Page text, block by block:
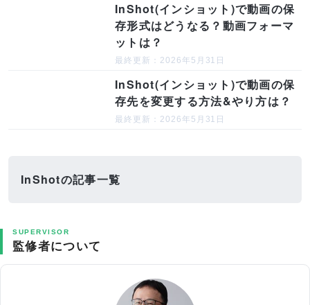
InShot(インショット)で動画の保
存形式はどうなる？動画フォーマ
ットは？
最終更新：2026年5月31日
InShot(インショット)で動画の保
存先を変更する方法&やり方は？
最終更新：2026年5月31日
InShotの記事一覧
SUPERVISOR
監修者について